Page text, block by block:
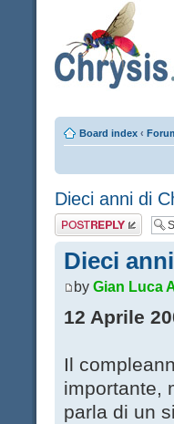
Board index ‹
Dieci anni di
Post a reply
Dieci
by Gian Luca
12 Aprile
Il
importante,
parla di un